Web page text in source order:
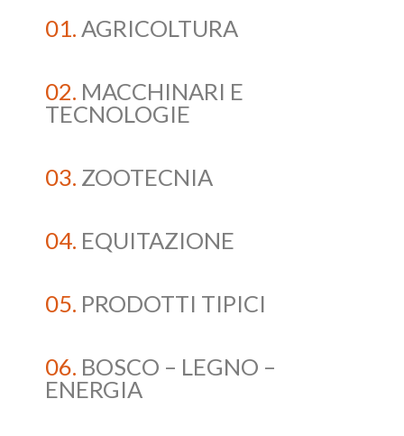
01. AGRICOLTURA
02. MACCHINARI E
TECNOLOGIE
03. ZOOTECNIA
04. EQUITAZIONE
05. PRODOTTI TIPICI
06. BOSCO – LEGNO –
ENERGIA